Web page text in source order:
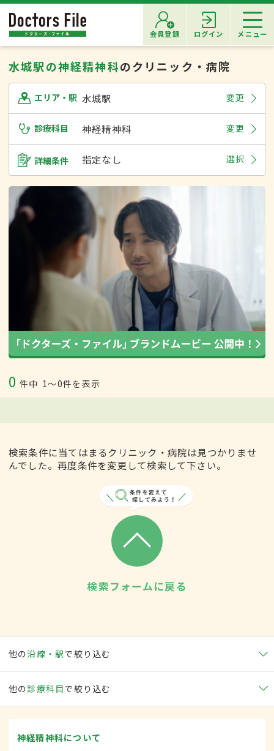
会員登録 ログイン メニュー
水城駅の神経精神科のクリニック・病院
エリア・駅 水城駅 変更
診療科目 神経精神科 変更
詳細条件 指定なし 選択
0 件中 1〜0件を表示
検索条件に当てはまるクリニック・病院は見つかりませ
んでした。再度条件を変更して検索して下さい。
検索フォームに戻る
他の沿線・駅で絞り込む
他の 診療科目で絞り込む
神経精神科について